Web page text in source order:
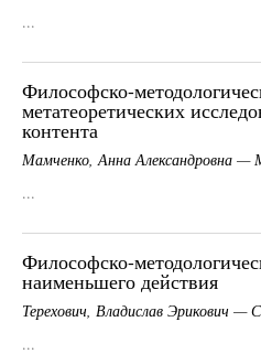
...
Философско-
метатеоретических
контента
Мамченко, Анна Александровна —
...
Философско-
наименьшего действия
Терехович, Владислав Эрикович —
...